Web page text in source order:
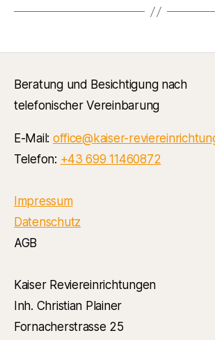
Beratung und Besichtigung nach
telefonischer Vereinbarung
E-Mail: office@kaiser-
Telefon: +43 699 11460872
Impressum
Datenschutz
AGB
Kaiser Reviereinrichtungen
Inh. Christian Plainer
Fornacherstrasse 25